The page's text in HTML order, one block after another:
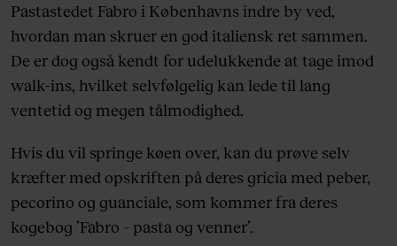
Pastastedet Fabro i Københavns indre by ved,
hvordan man skruer en god italiensk ret sammen.
De er dog også kendt for udelukkende at tage imod
walk-ins, hvilket selvfølgelig kan lede til lang
ventetid og megen tålmodighed.
Hvis du vil springe køen over, kan du prøve selv
kræfter med opskriften på deres gricia med peber,
pecorino og guanciale, som kommer fra deres
kogebog ’Fabro – pasta og venner’.